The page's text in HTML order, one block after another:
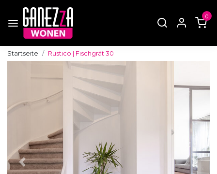
0
Startseite Rustico | Fischgrät 30
Zurück